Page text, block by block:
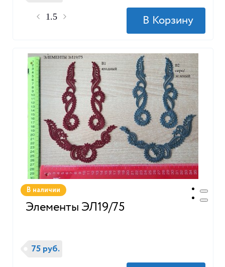
В наличии
Элементы ЭЛ19/75
75 руб.